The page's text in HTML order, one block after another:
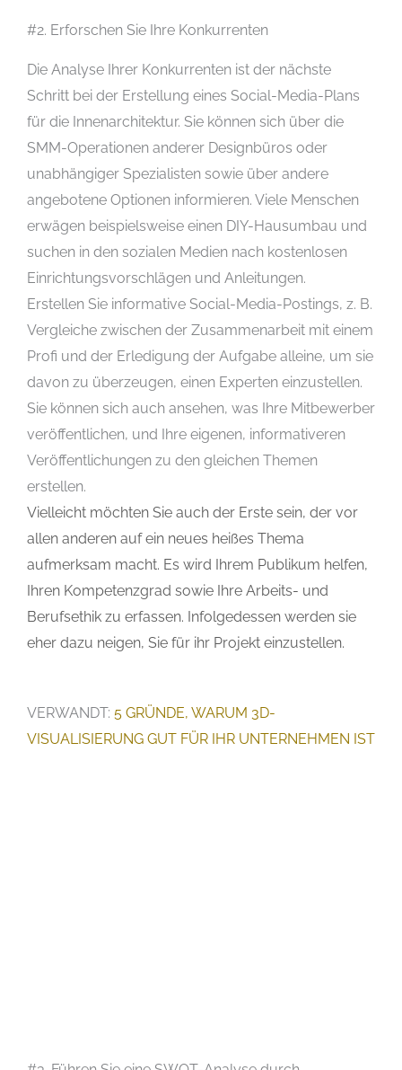
#2. Erforschen Sie Ihre Konkurrenten
Die Analyse Ihrer Konkurrenten ist der nächste
Schritt bei der Erstellung eines Social-Media-Plans
für die Innenarchitektur. Sie können sich über die
SMM-Operationen anderer Designbüros oder
unabhängiger Spezialisten sowie über andere
angebotene Optionen informieren. Viele Menschen
erwägen beispielsweise einen DIY-Hausumbau und
suchen in den sozialen Medien nach kostenlosen
Einrichtungsvorschlägen und Anleitungen.
Erstellen Sie informative Social-Media-Postings, z. B.
Vergleiche zwischen der Zusammenarbeit mit einem
Profi und der Erledigung der Aufgabe alleine, um sie
davon zu überzeugen, einen Experten einzustellen.
Sie können sich auch ansehen, was Ihre Mitbewerber
veröffentlichen, und Ihre eigenen, informativeren
Veröffentlichungen zu den gleichen Themen
erstellen.
Vielleicht möchten Sie auch der Erste sein, der vor
allen anderen auf ein neues heißes Thema
aufmerksam macht. Es wird Ihrem Publikum helfen,
Ihren Kompetenzgrad sowie Ihre Arbeits- und
Berufsethik zu erfassen. Infolgedessen werden sie
eher dazu neigen, Sie für ihr Projekt einzustellen.
VERWANDT: 5 GRÜNDE, WARUM 3D-
VISUALISIERUNG GUT FÜR IHR UNTERNEHMEN IST